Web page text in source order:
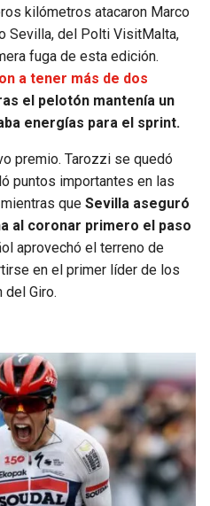
kilómetros atacaron Marco
Sevilla, del Polti VisitMalta,
fuga de esta edición.
a tener más de dos
el pelotón mantenía un
energías para el sprint.
premio. Tarozzi se quedó
puntos importantes en las
que Sevilla aseguró
al coronar primero el paso
aprovechó el terreno de
en el primer líder de los
Giro.